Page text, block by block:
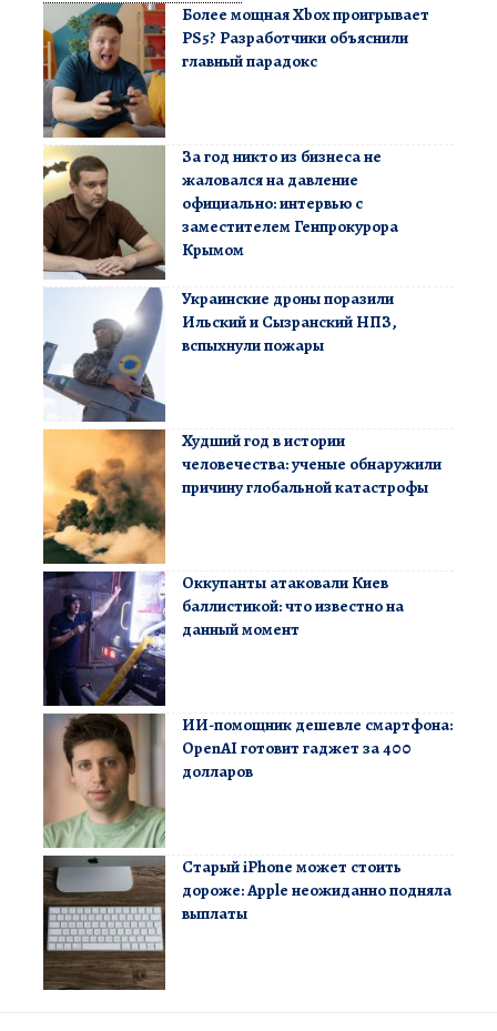
Более мощная Xbox проигрывает
PS5? Разработчики объяснили
главный парадокс
За год никто из бизнеса не
жаловался на давление
официально: интервью с
заместителем Генпрокурора
Крымом
Украинские дроны поразили
Ильский и Сызранский НПЗ,
вспыхнули пожары
Худший год в истории
человечества: ученые обнаружили
причину глобальной катастрофы
Оккупанты атаковали Киев
баллистикой: что известно на
данный момент
ИИ-помощник дешевле смартфона:
OpenAI готовит гаджет за 400
долларов
Старый iPhone может стоить
дороже: Apple неожиданно подняла
выплаты